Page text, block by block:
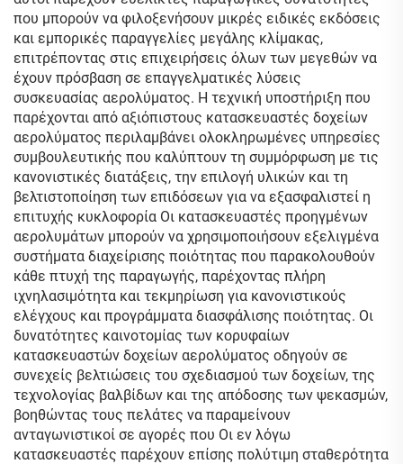
που μπορούν να φιλοξενήσουν μικρές ειδικές εκδόσεις
και εμπορικές παραγγελίες μεγάλης κλίμακας,
επιτρέποντας στις επιχειρήσεις όλων των μεγεθών να
έχουν πρόσβαση σε επαγγελματικές λύσεις
συσκευασίας αερολύματος. Η τεχνική υποστήριξη που
παρέχονται από αξιόπιστους κατασκευαστές δοχείων
αερολύματος περιλαμβάνει ολοκληρωμένες υπηρεσίες
συμβουλευτικής που καλύπτουν τη συμμόρφωση με τις
κανονιστικές διατάξεις, την επιλογή υλικών και τη
βελτιστοποίηση των επιδόσεων για να εξασφαλιστεί η
επιτυχής κυκλοφορία Οι κατασκευαστές προηγμένων
αερολυμάτων μπορούν να χρησιμοποιήσουν εξελιγμένα
συστήματα διαχείρισης ποιότητας που παρακολουθούν
κάθε πτυχή της παραγωγής, παρέχοντας πλήρη
ιχνηλασιμότητα και τεκμηρίωση για κανονιστικούς
ελέγχους και προγράμματα διασφάλισης ποιότητας. Οι
δυνατότητες καινοτομίας των κορυφαίων
κατασκευαστών δοχείων αερολύματος οδηγούν σε
συνεχείς βελτιώσεις του σχεδιασμού των δοχείων, της
τεχνολογίας βαλβίδων και της απόδοσης των ψεκασμών,
βοηθώντας τους πελάτες να παραμείνουν
ανταγωνιστικοί σε αγορές που Οι εν λόγω
κατασκευαστές παρέχουν επίσης πολύτιμη σταθερότητα